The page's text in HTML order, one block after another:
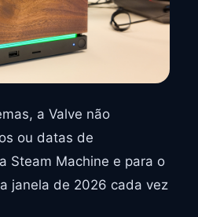
a Valve não
ou datas de
Steam Machine e para o
janela de 2026 cada vez